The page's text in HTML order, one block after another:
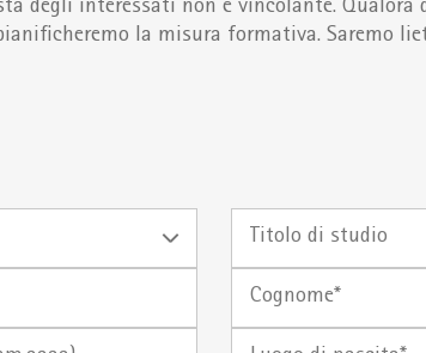
degli interessati non è vincolante. Qualora
la misura formativa. Saremo